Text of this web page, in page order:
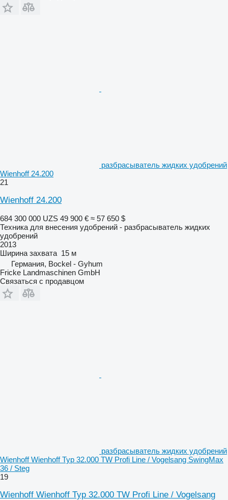
разбрасыватель жидких удобрений
Wienhoff 24.200
21
Wienhoff 24.200
684 300 000 UZS 49 900 € ≈ 57 650 $
Техника для внесения удобрений - разбрасыватель жидких
удобрений
2013
Ширина захвата 15 м
Германия, Bockel - Gyhum
Fricke Landmaschinen GmbH
Связаться с продавцом
разбрасыватель жидких удобрений
Wienhoff Wienhoff Typ 32.000 TW Profi Line / Vogelsang SwingMax
36 / Steg
19
Wienhoff Wienhoff Typ 32.000 TW Profi Line / Vogelsang